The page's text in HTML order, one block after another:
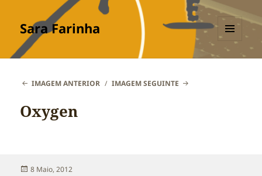
Sara Farinha
MENU
IMAGEM ANTERIOR
IMAGEM SEGUINTE
Oxygen
Publicado
8 Maio, 2012